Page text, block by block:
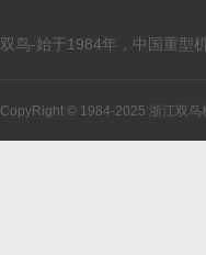
双鸟-始于1984年，中国重型
CopyRight © 1984-2025 浙江双